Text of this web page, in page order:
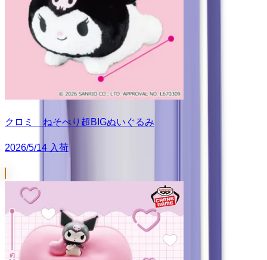
クロミ ねそべり超BIGぬいぐるみ
2026/5/14 入荷